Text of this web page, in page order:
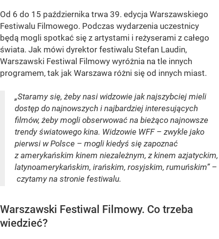
Od 6 do 15 października trwa 39. edycja Warszawskiego
Festiwalu Filmowego. Podczas wydarzenia uczestnicy
będą mogli spotkać się z artystami i reżyserami z całego
świata. Jak mówi dyrektor festiwalu Stefan Laudin,
Warszawski Festiwal Filmowy wyróżnia na tle innych
programem, tak jak Warszawa różni się od innych miast.
„Staramy się, żeby nasi widzowie jak najszybciej mieli
dostęp do najnowszych i najbardziej interesujących
filmów, żeby mogli obserwować na bieżąco najnowsze
trendy światowego kina. Widzowie WFF – zwykle jako
pierwsi w Polsce – mogli kiedyś się zapoznać
z amerykańskim kinem niezależnym, z kinem azjatyckim,
latynoamerykańskim, irańskim, rosyjskim, rumuńskim” –
czytamy na stronie festiwalu.
Warszawski Festiwal Filmowy. Co trzeba
wiedzieć?